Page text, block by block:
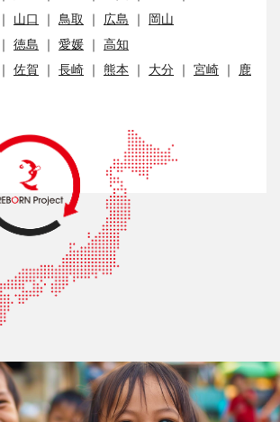
｜ 山口 ｜ 鳥取 ｜ 広島 ｜
岡山
｜ 徳島 ｜ 愛媛 ｜ 高知
｜ 佐賀 ｜ 長崎 ｜ 熊本 ｜ 大分 ｜ 宮崎 ｜
鹿